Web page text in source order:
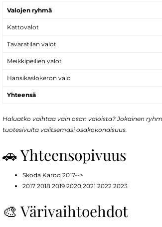
Valojen ryhmä
Kattovalot
Tavaratilan valot
Meikkipeilien valot
Hansikaslokeron valo
Yhteensä
Haluatko vaihtaa vain osan valoista? Jokainen
tuotesivulta valitsemasi osakokonaisuus.
🚗 Yhteensopivuus
Skoda Karoq 2017-->
2017 2018 2019 2020 2021 2022 2023
🎨 Värivaihtoehdot